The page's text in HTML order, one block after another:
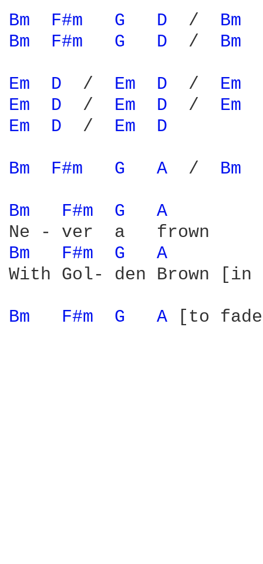
Bm F#m G D / Bm
Bm
F#m G D / Bm
Em D / Em D / Em
Em
D / Em D / Em
Em
D / Em D
Bm F#m G A / Bm
Bm F#m G
A
Bm
F#m G
A
With Gol- den Brown [in
Bm F#m G A [to